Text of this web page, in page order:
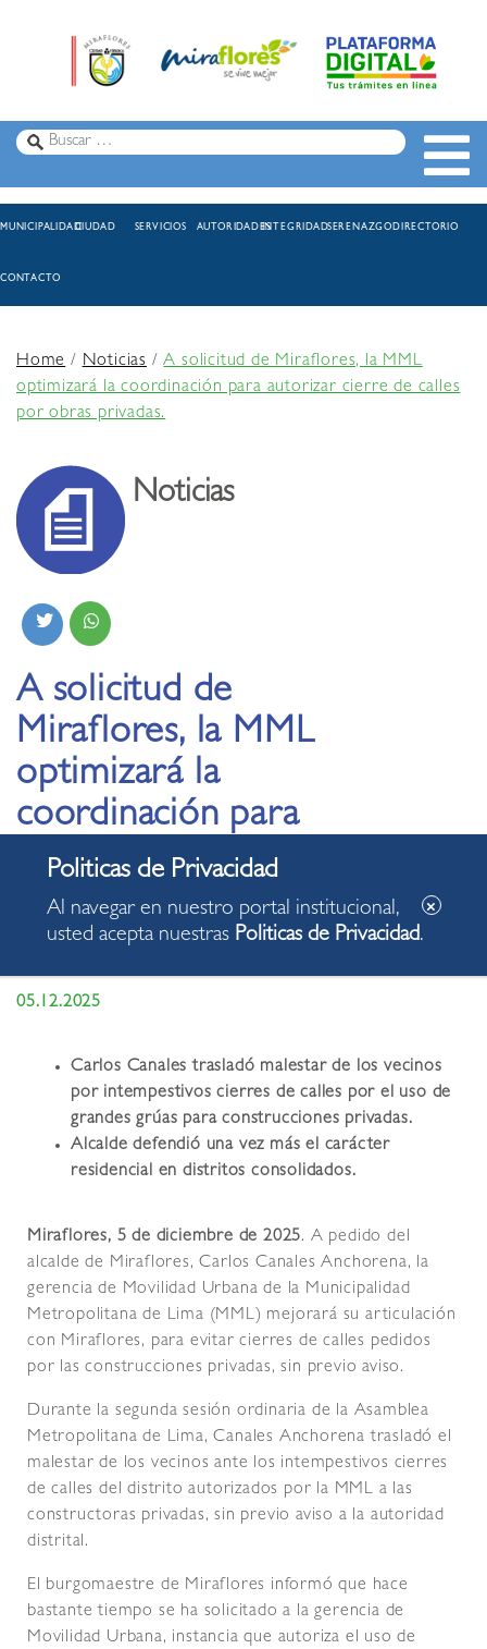
MUNICIPALIDADCIUDAD SERVICIOS AUTORIDADESINTEGRIDADSERENAZGODIRECTORIO
CONTACTO
Home/Noticias /A solicitud de Miraflores, la MML
optimizará la coordinación para autorizar cierre de calles
por obras privadas.
Noticias
A solicitud de
Miraflores, la MML
optimizará la
coordinación para
autorizar cierre de
calles por obras
privadas.
05.12.2025
Carlos Canales trasladó malestar de los vecinos
por intempestivos cierres de calles por el uso de
grandes grúas para construcciones privadas.
Alcalde defendió una vez más el carácter
residencial en distritos consolidados.
Miraflores, 5 de diciembre de 2025. A pedido del
alcalde de Miraflores, Carlos Canales Anchorena, la
gerencia de Movilidad Urbana de la Municipalidad
Metropolitana de Lima (MML) mejorará su articulación
con Miraflores, para evitar cierres de calles pedidos
por las construcciones privadas, sin previo aviso.
Durante la segunda sesión ordinaria de la Asamblea
Metropolitana de Lima, Canales Anchorena trasladó el
malestar de los vecinos ante los intempestivos cierres
de calles del distrito autorizados por la MML a las
constructoras privadas, sin previo aviso a la autoridad
distrital.
El burgomaestre de Miraflores informó que hace
bastante tiempo se ha solicitado a la gerencia de
Movilidad Urbana, instancia que autoriza el uso de
Al navegar en nuestro portal institucional,
usted acepta nuestras Politicas de Privacidad.